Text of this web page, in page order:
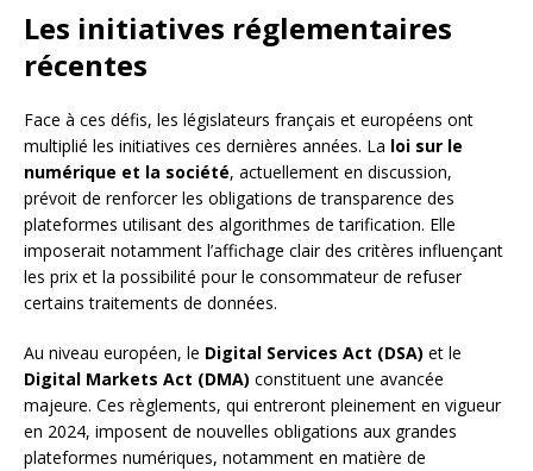
Les initiatives réglementaires
récentes
Face à ces défis, les législateurs français et européens ont
multiplié les initiatives ces dernières années. La loi sur le
numérique et la société, actuellement en discussion,
prévoit de renforcer les obligations de transparence des
plateformes utilisant des algorithmes de tarification. Elle
imposerait notamment l’affichage clair des critères influençant
les prix et la possibilité pour le consommateur de refuser
certains traitements de données.
Au niveau européen, le Digital Services Act (DSA) et le
Digital Markets Act (DMA) constituent une avancée
majeure. Ces règlements, qui entreront pleinement en vigueur
en 2024, imposent de nouvelles obligations aux grandes
plateformes numériques, notamment en matière de